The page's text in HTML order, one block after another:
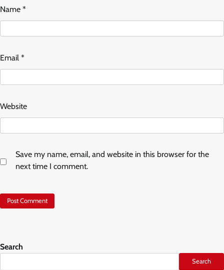
Name *
Email *
Website
Save my name, email, and website in this browser for the
next time I comment.
Search
Search